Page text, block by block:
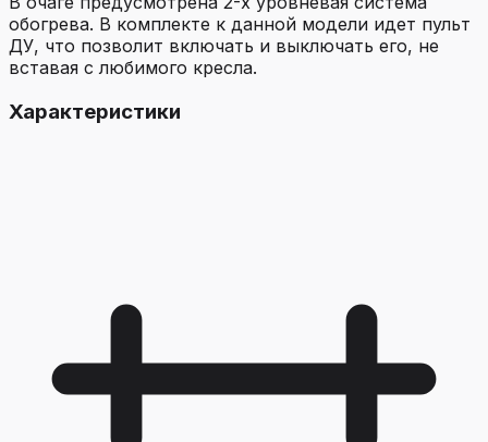
обогрева. В комплекте к данной модели идет пульт
ДУ, что позволит включать и выключать его, не
вставая с любимого кресла.
Характеристики